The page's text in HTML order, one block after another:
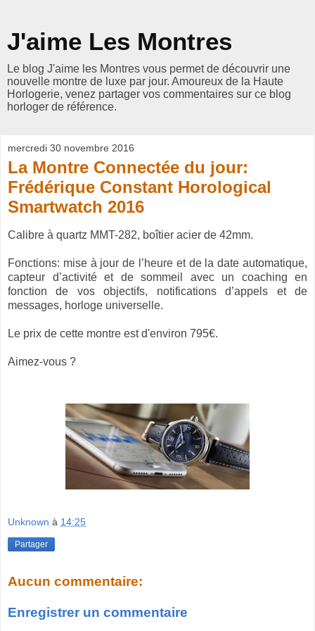
J'aime Les Montres
Le blog J'aime les Montres vous permet de découvrir une
nouvelle montre de luxe par jour. Amoureux de la Haute
Horlogerie, venez partager vos commentaires sur ce blog
horloger de référence.
mercredi 30 novembre 2016
La Montre Connectée du jour:
Frédérique Constant Horological
Smartwatch 2016
Calibre à quartz MMT-282, boîtier acier de 42mm.
Fonctions: mise à jour de l’heure et de la date automatique,
capteur d’activité et de sommeil avec un coaching en
fonction de vos objectifs, notifications d’appels et de
messages, horloge universelle.
Le prix de cette montre est d'environ 795€.
Aimez-vous ?
Unknown à 14:25
Partager
Aucun commentaire:
Enregistrer un commentaire